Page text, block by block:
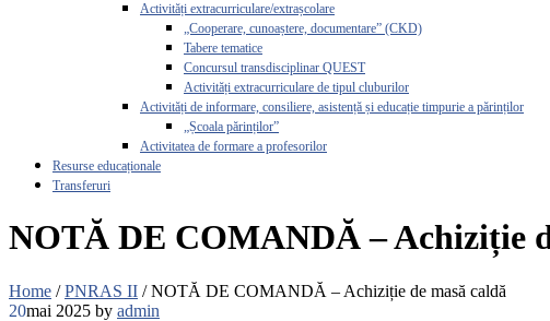
Activități extracurriculare/extrașcolare
„Cooperare, cunoaștere, documentare” (CKD)
Tabere tematice
Concursul transdisciplinar QUEST
Activități extracurriculare de tipul cluburilor
Activități de informare, consiliere, asistență și educație timpurie a părinților
„Școala părinților”
Activitatea de formare a profesorilor
Resurse educaționale
Transferuri
NOTĂ DE COMANDĂ – Achiziție
Home /PNRAS II /NOTĂ DE COMANDĂ – Achiziție de masă caldă
20mai 2025 by admin